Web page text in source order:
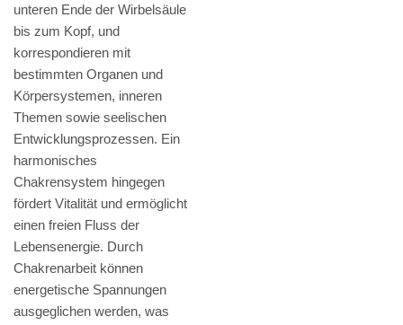
unteren Ende der Wirbelsäule
bis zum Kopf, und
korrespondieren mit
bestimmten Organen und
Körpersystemen, inneren
Themen sowie seelischen
Entwicklungsprozessen. Ein
harmonisches
Chakrensystem hingegen
fördert Vitalität und ermöglicht
einen freien Fluss der
Lebensenergie. Durch
Chakrenarbeit können
energetische Spannungen
ausgeglichen werden, was